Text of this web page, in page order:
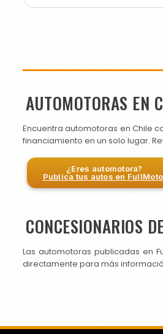
AUTOMOTORAS EN
Encuentra automotoras en Chile
financiamiento en un solo lugar.
¿Eres automotora?
Publica tus autos en
CONCESIONARIOS
Las automotoras publicadas en
directamente para más